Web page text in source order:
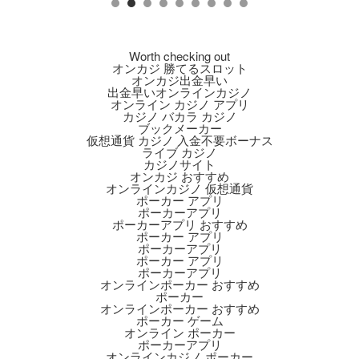
Worth checking out
オンカジ 勝てるスロット
オンカジ出金早い
出金早いオンラインカジノ
オンライン カジノ アプリ
カジノ バカラ カジノ
ブックメーカー
仮想通貨 カジノ 入金不要ボーナス
ライブ カジノ
カジノサイト
オンカジ おすすめ
オンラインカジノ 仮想通貨
ポーカー アプリ
ポーカーアプリ
ポーカーアプリ おすすめ
ポーカー アプリ
ポーカーアプリ
ポーカー アプリ
ポーカーアプリ
オンラインポーカー おすすめ
ポーカー
オンラインポーカー おすすめ
ポーカー ゲーム
オンライン ポーカー
ポーカーアプリ